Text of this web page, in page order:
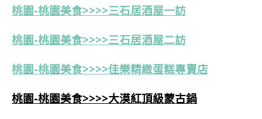
桃園-桃園美食>>>>三石居酒屋一訪
桃園-桃園美食>>>>三石居酒屋二訪
桃園-桃園美食>>>>佳樂精緻蛋糕專賣店
桃園-桃園美食>>>>大漠紅頂級蒙古鍋